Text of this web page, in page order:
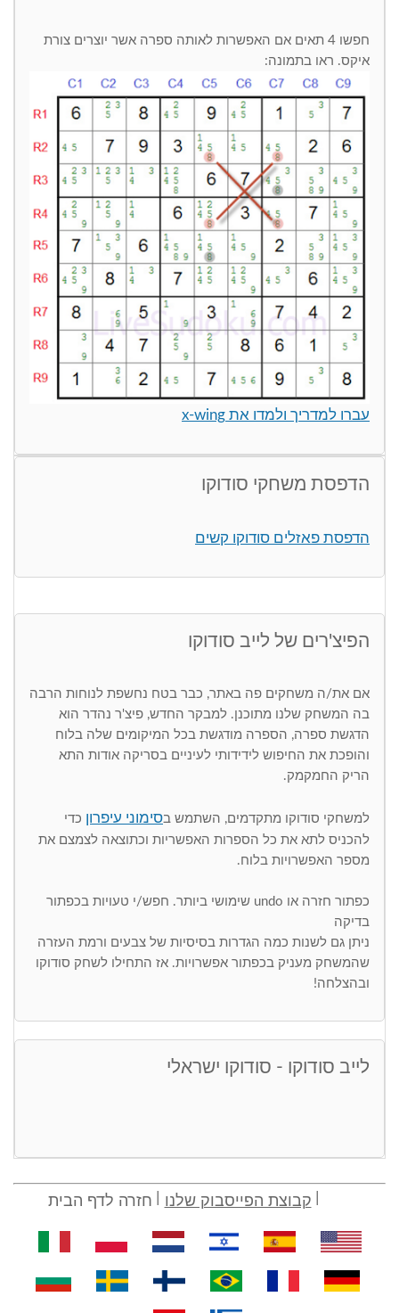
חפשו 4 תאים אם האפשרות לאותה ספרה אשר יוצרים צורת
איקס. ראו בתמונה:
עברו למדריך ולמדו את x-wing
הדפסת משחקי סודוקו
הדפסת פאזלים סודוקו קשים
הפיצ'רים של לייב סודוקו
אם את/ה משחקים פה באתר, כבר בטח נחשפת לנוחות הרבה
בה המשחק שלנו מתוכנן. למבקר החדש, פיצ'ר נהדר הוא
הדגשת ספרה, הספרה מודגשת בכל המיקומים שלה בלוח
והופכת את החיפוש לידידותי לעיניים בסריקה אודות התא
הריק החמקמק.
למשחקי סודוקו מתקדמים, השתמש בסימוני עיפרון כדי
להכניס לתא את כל הספרות האפשריות וכתוצאה לצמצם את
מספר האפשרויות בלוח.
כפתור חזרה או undo שימושי ביותר. חפש/י טעויות בכפתור
בדיקה
ניתן גם לשנות כמה הגדרות בסיסיות של צבעים ורמת העזרה
שהמשחק מעניק בכפתור אפשרויות. אז התחילו לשחק סודוקו
ובהצלחה!
לייב סודוקו - סודוקו ישראלי
קבוצת הפייסבוק שלנו חזרה לדף הבית